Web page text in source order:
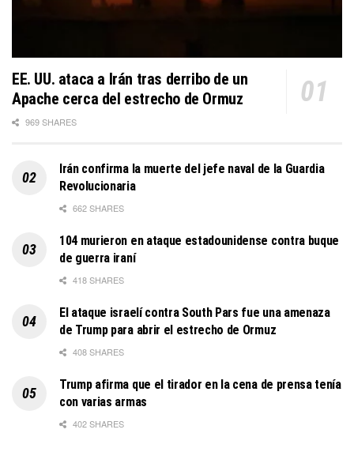
EE. UU. ataca a Irán tras derribo de un
Apache cerca del estrecho de Ormuz
969 SHARES
Irán confirma la muerte del jefe naval de la Guardia
Revolucionaria
662 SHARES
104 murieron en ataque estadounidense contra buque
de guerra iraní
418 SHARES
El ataque israelí contra South Pars fue una amenaza
de Trump para abrir el estrecho de Ormuz
408 SHARES
Trump afirma que el tirador en la cena de prensa tenía
con varias armas
402 SHARES